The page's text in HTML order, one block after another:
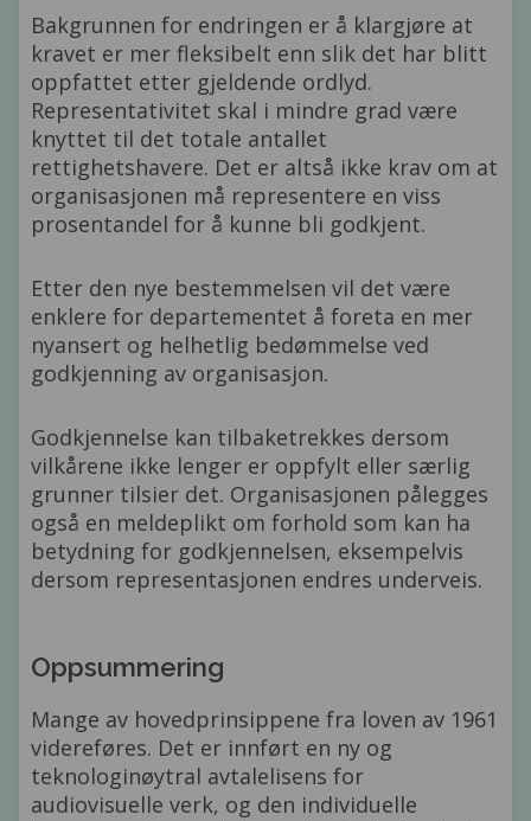
Bakgrunnen for endringen er å klargjøre at
kravet er mer fleksibelt enn slik det har blitt
oppfattet etter gjeldende ordlyd.
Representativitet skal i mindre grad være
knyttet til det totale antallet
rettighetshavere. Det er altså ikke krav om at
organisasjonen må representere en viss
prosentandel for å kunne bli godkjent.
Etter den nye bestemmelsen vil det være
enklere for departementet å foreta en mer
nyansert og helhetlig bedømmelse ved
godkjenning av organisasjon.
Godkjennelse kan tilbaketrekkes dersom
vilkårene ikke lenger er oppfylt eller særlig
grunner tilsier det. Organisasjonen pålegges
også en meldeplikt om forhold som kan ha
betydning for godkjennelsen, eksempelvis
dersom representasjonen endres underveis.
Oppsummering
Mange av hovedprinsippene fra loven av 1961
videreføres. Det er innført en ny og
teknologinøytral avtalelisens for
audiovisuelle verk, og den individuelle